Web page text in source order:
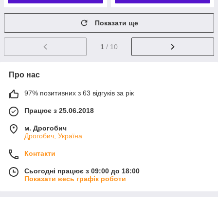
Показати ще
1 / 10
Про нас
97% позитивних з 63 відгуків за рік
Працює з 25.06.2018
м. Дрогобич
Дрогобич, Україна
Контакти
Сьогодні працює з 09:00 до 18:00
Показати весь графік роботи